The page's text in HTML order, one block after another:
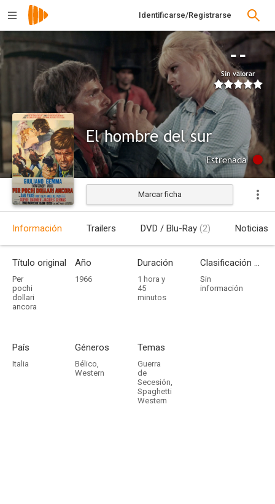
Identificarse/Registrarse
--
Sin valorar
El hombre del sur
Estrenada
Marcar ficha
Información Trailers DVD / Blu-Ray (2) Noticias
Título original
Per
pochi
dollari
ancora
Año
1966
Duración
1 hora y
45
minutos
Clasificación por edades
Sin
información
País
Italia
Géneros
Bélico,
Western
Temas
Guerra
de
Secesión,
Spaghetti
Western